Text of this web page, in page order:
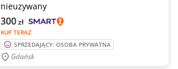
nieuzywany
KUP TERAZ
300zł
SPRZEDAJĄCY: OSOBA PRYWATNA
Gdańsk